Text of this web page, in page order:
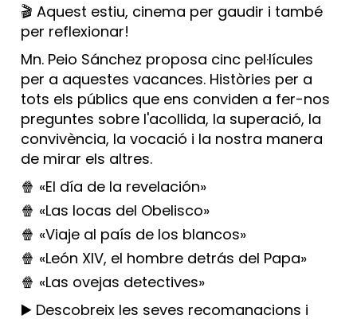
🎬 Aquest estiu, cinema per gaudir i també
per reflexionar!
Mn. Peio Sánchez proposa cinc pel·lícules
per a aquestes vacances. Històries per a
tots els públics que ens conviden a fer-nos
preguntes sobre l'acollida, la superació, la
convivència, la vocació i la nostra manera
de mirar els altres.
🍿 «El día de la revelación»
🍿 «Las locas del Obelisco»
🍿 «Viaje al país de los blancos»
🍿 «León XIV, el hombre detrás del Papa»
🍿 «Las ovejas detectives»
▶️ Descobreix les seves recomanacions i